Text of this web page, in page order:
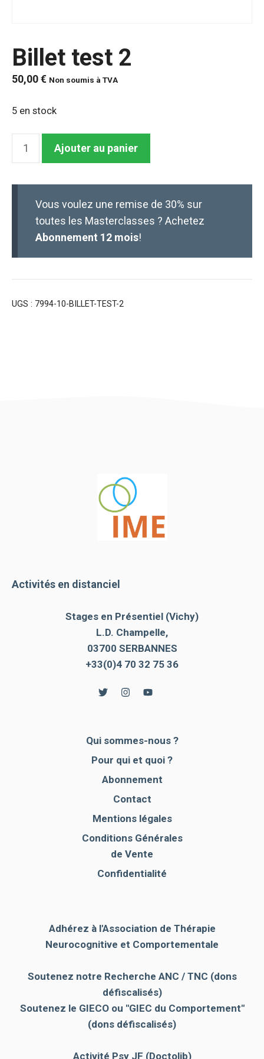
Billet test 2
50,00€ Non soumis à TVA
5 en stock
Ajouter au panier
Vous voulez une remise de 30% sur
toutes les Masterclasses ? Achetez
Abonnement 12 mois!
UGS : 7994-10-BILLET-TEST-2
Activités en distanciel
Stages en Présentiel (Vichy)
L.D. Champelle,
03700 SERBANNES
+33(0)4 70 32 75 36
Qui sommes-nous ?
Pour qui et quoi ?
Abonnement
Contact
Mentions légales
Conditions Générales
de Vente
Confidentialité
Adhérez à l'Association de Thérapie
Neurocognitive et Comportementale
Soutenez notre Recherche ANC / TNC (dons
défiscalisés)
Soutenez le GIECOou "GIEC du Comportement"
(dons défiscalisés)
Activité Psy JF (Doctolib)